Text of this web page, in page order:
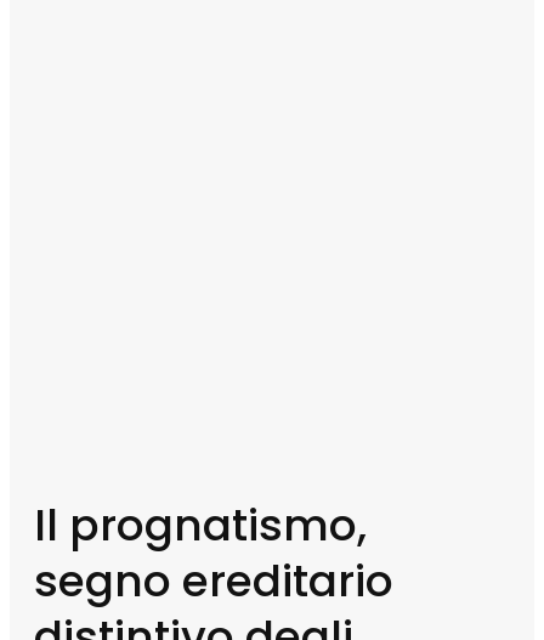
Il prognatismo,
segno ereditario